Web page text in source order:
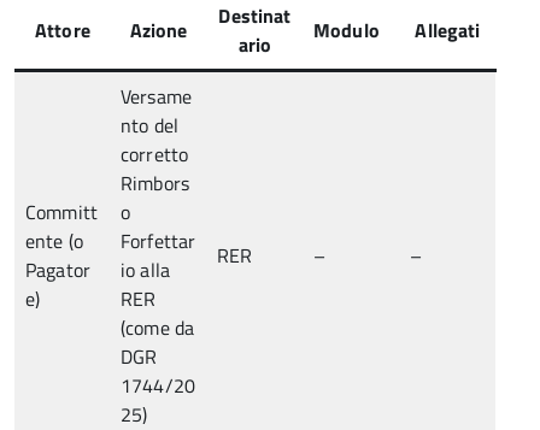
Attore Azione
Destinat
ario
Modulo Allegati
Committ
ente (o
Pagator
e)
Versame
nto del
corretto
Rimbors
o
Forfettar
io alla
RER
(come da
DGR
1744/20
25)
RER – –